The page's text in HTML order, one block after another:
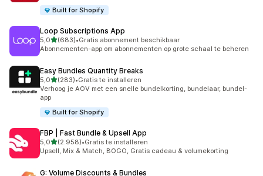
Built for Shopify
Loop Subscriptions App
5,0van 5 sterren
(683)
683 recensies in totaal
•Gratis abonnement beschikbaar
Abonnementen-app om abonnementen op grote schaal te beheren
Easy Bundles Quantity Breaks
5,0van 5 sterren
(283)
283 recensies in totaal
•Gratis te installeren
Verhoog je AOV met een snelle bundelkorting, bundelaar, bundel-
app
Built for Shopify
FBP | Fast Bundle & Upsell App
5,0van 5 sterren
(2.958)
2958 recensies in totaal
•Gratis te installeren
Upsell, Mix & Match, BOGO, Gratis cadeau & volumekorting
G: Volume Discounts & Bundles